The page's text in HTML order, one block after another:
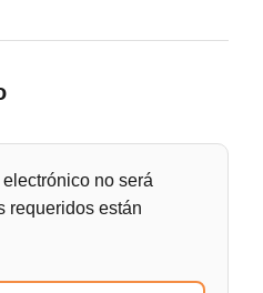
no será
requeridos están